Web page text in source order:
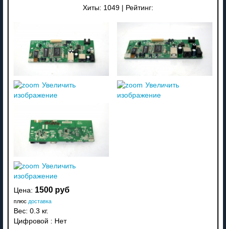
Хиты: 1049 Рейтинг:
Увеличить
изображение
Увеличить
изображение
Увеличить
изображение
Цена: 1500 руб
плюс доставка
Вес: 0.3 кг.
Цифровой : Нет